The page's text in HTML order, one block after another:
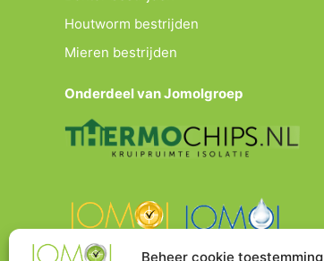
Beheer cookie toestemming
Houtworm bestrijden
Mieren bestrijden
Onderdeel van Jomolgroep